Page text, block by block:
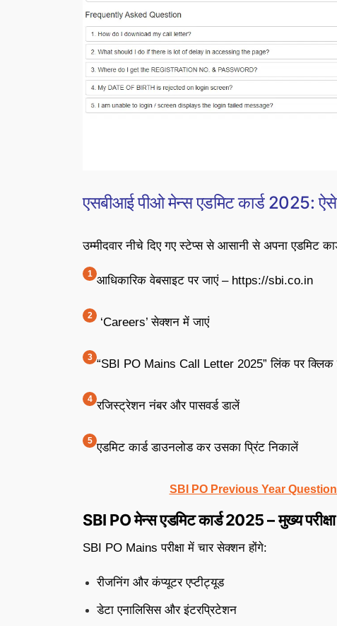
एसबीआई पीओ मेन्स एडमिट कार्ड 2025:
उम्मीदवार नीचे दिए गए स्टेप्स से आसानी से अपना एडमिट
आधिकारिक वेबसाइट पर जाएं – https://sbi.co.in
‘Careers’ सेक्शन में जाएं
“SBI PO Mains Call Letter 2025” लिंक पर
रजिस्ट्रेशन नंबर और पासवर्ड डालें
एडमिट कार्ड डाउनलोड कर उसका प्रिंट निकालें
SBI PO Previous Year
SBI PO मेन्स एडमिट कार्ड 2025 – मुख्य परीक्षा
SBI PO Mains परीक्षा में चार सेक्शन होंगे:
रीजनिंग और कंप्यूटर एप्टीट्यूड
डेटा एनालिसिस और इंटरप्रिटेशन